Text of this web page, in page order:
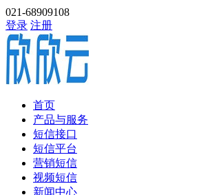
021-68909108
登录 注册
首页
产品与服务
短信接口
短信平台
营销短信
视频短信
新闻中心